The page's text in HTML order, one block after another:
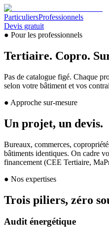
ParticuliersProfessionnels
Devis gratuit
● Pour les professionnels
Tertiaire. Copro.
Pas de catalogue figé. Chaque
selon votre bâtiment et vos
● Approche sur-mesure
Un projet, un devis.
Bureaux, commerces,
bâtiments identiques. On cadre
financement (CEE Tertiaire,
● Nos expertises
Trois piliers, zéro
Audit énergétique